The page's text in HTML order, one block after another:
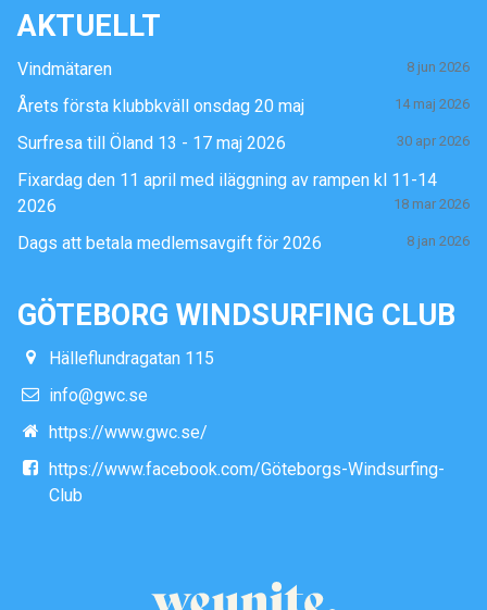
AKTUELLT
Vindmätaren 8 jun 2026
Årets första klubbkväll onsdag 20 maj 14 maj 2026
Surfresa till Öland 13 - 17 maj 2026 30 apr 2026
Fixardag den 11 april med iläggning av rampen kl 11-14
2026
18 mar 2026
Dags att betala medlemsavgift för 2026 8 jan 2026
GÖTEBORG WINDSURFING CLUB
Hälleflundragatan 115
info@gwc.se
https://www.gwc.se/
https://www.facebook.com/Göteborgs-Windsurfing-
Club